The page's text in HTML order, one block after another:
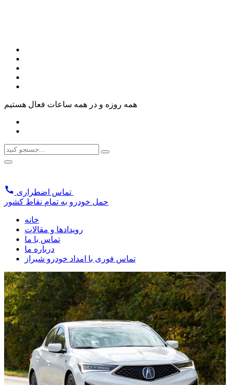
همه روزه و در همه ساعات فعال هستیم
تماس اضطراری
حمل خودرو به تمام نقاط کشور
خانه
رویدادها و مقالات
تماس با ما
درباره ما
تماس فوری با امداد خودرو شیراز